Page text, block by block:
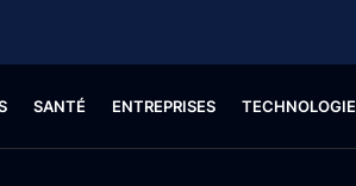
SANTÉ ENTREPRISES TECHNOLOGIE